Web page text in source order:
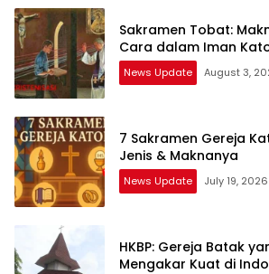
Sakramen Tobat:
Cara dalam Iman
News Update August 3,
7 Sakramen Gereja
Jenis & Maknanya
News Update July 19, 2026
HKBP: Gereja Batak
Mengakar Kuat di